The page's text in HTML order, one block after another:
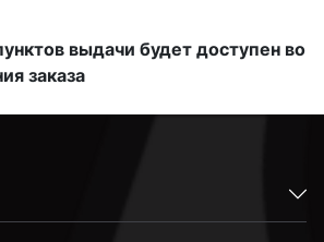
выдачи будет доступен во
заказа